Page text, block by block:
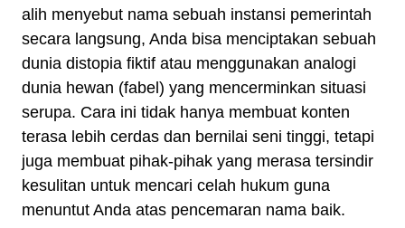
alih menyebut nama sebuah instansi pemerintah
secara langsung, Anda bisa menciptakan sebuah
dunia distopia fiktif atau menggunakan analogi
dunia hewan (fabel) yang mencerminkan situasi
serupa. Cara ini tidak hanya membuat konten
terasa lebih cerdas dan bernilai seni tinggi, tetapi
juga membuat pihak-pihak yang merasa tersindir
kesulitan untuk mencari celah hukum guna
menuntut Anda atas pencemaran nama baik.